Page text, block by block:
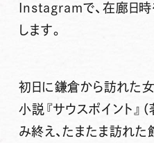
Instagramで、在廊日
します。
初日に鎌倉から訪れた
小説『サウスポイント』
み終え、たまたま訪れ